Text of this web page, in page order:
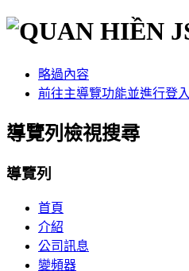
略過內容
前往主導覽功能並進行登入
導覽列檢視搜尋
導覽列
首頁
介紹
公司訊息
變頻器